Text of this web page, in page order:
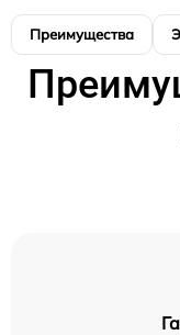
Преимущества